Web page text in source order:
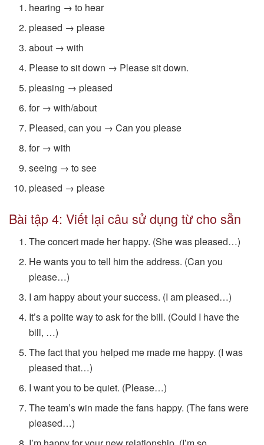
hearing → to hear
pleased → please
about → with
Please to sit down → Please sit down.
pleasing → pleased
for → with/about
Pleased, can you → Can you please
for → with
seeing → to see
pleased → please
Bài tập 4: Viết lại câu sử dụng từ cho sẵn
The concert made her happy. (She was pleased…)
He wants you to tell him the address. (Can you
please…)
I am happy about your success. (I am pleased…)
It’s a polite way to ask for the bill. (Could I have the
bill, …)
The fact that you helped me made me happy. (I was
pleased that…)
I want you to be quiet. (Please…)
The team’s win made the fans happy. (The fans were
pleased…)